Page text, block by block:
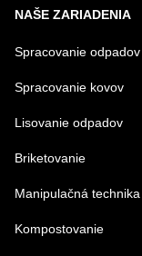
NAŠE ZARIADENIA
Spracovanie odpadov
Spracovanie kovov
Lisovanie odpadov
Briketovanie
Manipulačná technika
Kompostovanie